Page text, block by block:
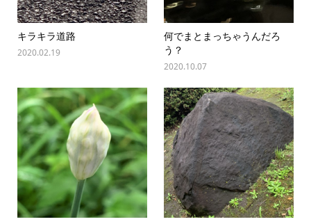
キラキラ道路
2020.02.19
何でまとまっちゃうんだろ
う？
2020.10.07